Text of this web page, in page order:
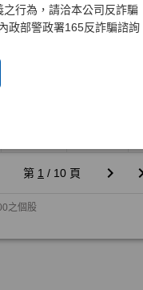
行為，請洽本公司反詐騙
政部警政署165反詐騙諮詢